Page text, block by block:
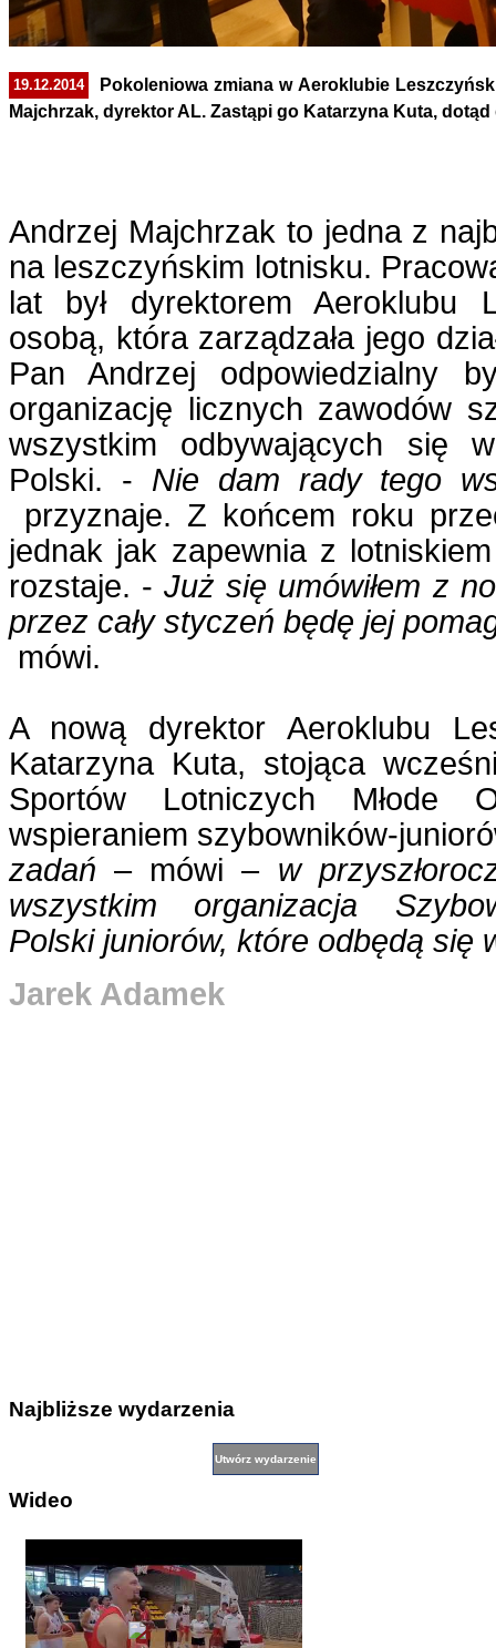
19.12.2014
Pokoleniowa zmiana w Aeroklubie
Majchrzak, dyrektor AL. Zastąpi go Katarzyna Kuta, dotąd
Andrzej Majchrzak to jedna z
na leszczyńskim lotnisku.
lat był dyrektorem Aeroklubu
osobą, która zarządzała jego
Pan Andrzej odpowiedzialny
organizację licznych zawodów
wszystkim odbywających się
Polski. - Nie dam rady tego
przyznaje. Z końcem roku
jednak jak zapewnia z
rozstaje. -Już się umówiłem z
przez cały styczeń będę jej
mówi.
A nową dyrektor Aeroklubu
Katarzyna Kuta, stojąca
Sportów Lotniczych Młode
wspieraniem szybowników-
zadań – mówi –w
wszystkim organizacja
Polski juniorów, które odbędą się
Jarek Adamek
Najbliższe wydarzenia
Wideo